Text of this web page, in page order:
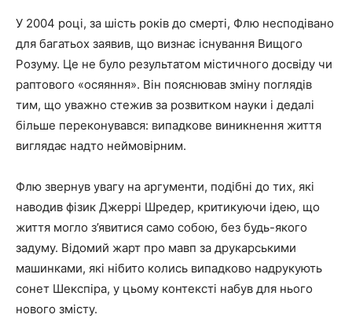
У 2004 році, за шість років до смерті, Флю несподівано
для багатьох заявив, що визнає існування Вищого
Розуму. Це не було результатом містичного досвіду чи
раптового «осяяння». Він пояснював зміну поглядів
тим, що уважно стежив за розвитком науки і дедалі
більше переконувався: випадкове виникнення життя
виглядає надто неймовірним.
Флю звернув увагу на аргументи, подібні до тих, які
наводив фізик Джеррі Шредер, критикуючи ідею, що
життя могло з’явитися само собою, без будь-якого
задуму. Відомий жарт про мавп за друкарськими
машинками, які нібито колись випадково надрукують
сонет Шекспіра, у цьому контексті набув для нього
нового змісту.